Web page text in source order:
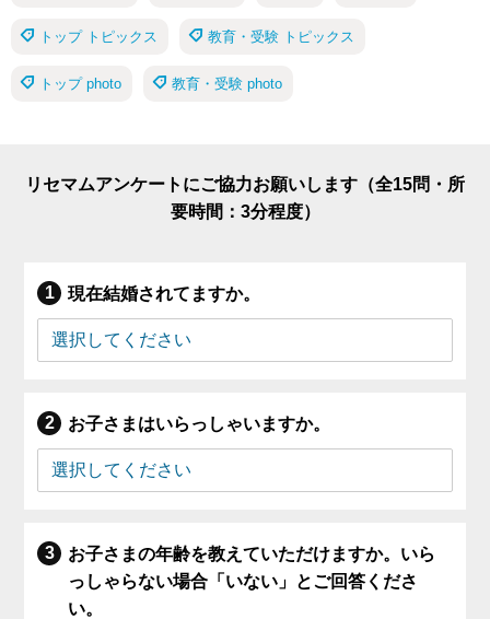
トップ トピックス 教育・受験 トピックス
トップ photo 教育・受験 photo
リセマムアンケートにご協力お願いします（全15問・所
要時間：3分程度）
現在結婚されてますか。
お子さまはいらっしゃいますか。
お子さまの年齢を教えていただけますか。いら
っしゃらない場合「いない」とご回答くださ
い。